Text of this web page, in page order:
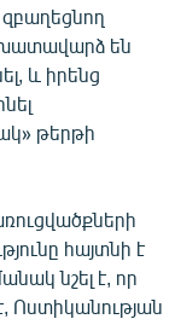
են
և իրենց
թերթի
հայտնի է
նշել է, որ
Ոստիկանության